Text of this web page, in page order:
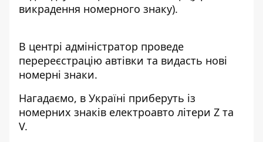
викрадення номерного знаку).
В центрі адміністратор проведе
перереєстрацію автівки та видасть нові
номерні знаки.
Нагадаємо, в Україні приберуть із
номерних знаків електроавто літери Z та
V.